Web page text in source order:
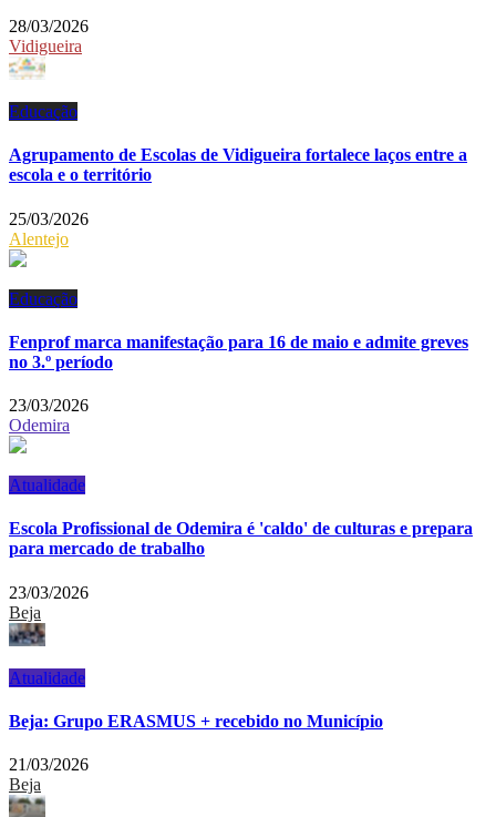
28/03/2026
Vidigueira
Educação
Agrupamento de Escolas de Vidigueira fortalece laços entre a
escola e o território
25/03/2026
Alentejo
Educação
Fenprof marca manifestação para 16 de maio e admite greves
no 3.º período
23/03/2026
Odemira
Atualidade
Escola Profissional de Odemira é 'caldo' de culturas e prepara
para mercado de trabalho
23/03/2026
Beja
Atualidade
Beja: Grupo ERASMUS + recebido no Município
21/03/2026
Beja